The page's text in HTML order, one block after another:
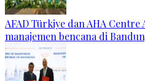
AFAD Türkiye dan AHA Centre
manajemen bencana di